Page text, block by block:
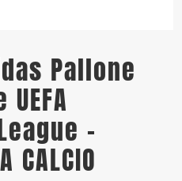
Pallone
–
CALCIO